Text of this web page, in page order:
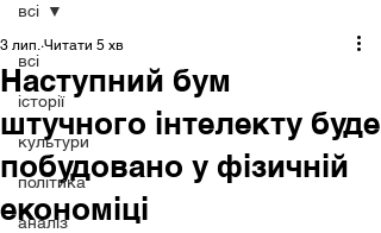
всі
історії
культури
політика
аналіз
всі
Наступний бум
штучного інтелекту буде
побудовано у фізичній
економіці
3 лип. Читати 5 хв